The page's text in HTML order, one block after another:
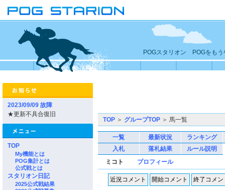
POGスタリオン POGをもう
2023/09/09 故障
★更新不具合復旧
TOP
My機能とは
POG集計とは
公式戦とは
スタリオン日記
2025公式戦結果
TOP ＞ グループTOP ＞ 馬一覧
一覧 最新状況
ランキング
入札
落札結果
ルール説明
ミコト プロフィール